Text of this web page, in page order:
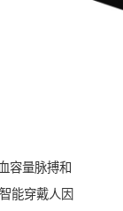
容量脉搏和
能穿戴人因